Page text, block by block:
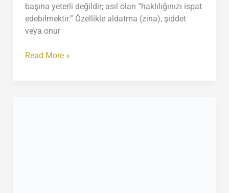
başına yeterli değildir; asıl olan “haklılığınızı ispat
edebilmektir.” Özellikle aldatma (zina), şiddet
veya onur
Boşanma
Read More »